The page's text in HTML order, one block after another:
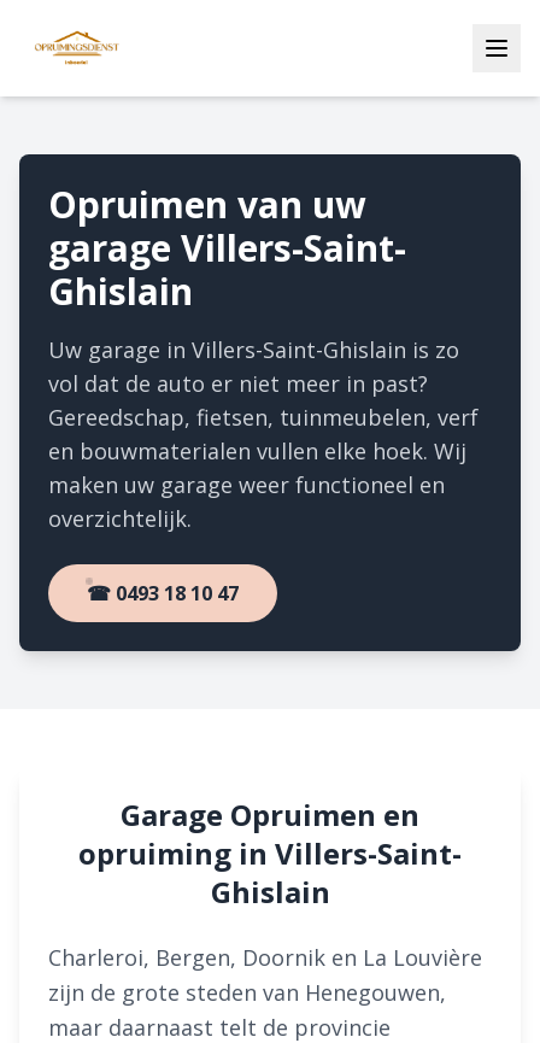
Opruimen van uw
garage Villers-Saint-
Ghislain
Uw garage in Villers-Saint-Ghislain is zo
vol dat de auto er niet meer in past?
Gereedschap, fietsen, tuinmeubelen, verf
en bouwmaterialen vullen elke hoek. Wij
maken uw garage weer functioneel en
overzichtelijk.
☎ 0493 18 10 47
Garage Opruimen en
opruiming in Villers-Saint-
Ghislain
Charleroi, Bergen, Doornik en La Louvière
zijn de grote steden van Henegouwen,
maar daarnaast telt de provincie